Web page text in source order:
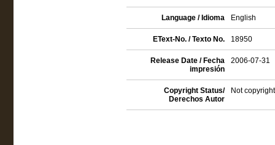
Language / Idioma English
EText-No. / Texto No. 18950
Release Date / Fecha
impresión
2006-07-31
Copyright Status/
Derechos Autor
Not